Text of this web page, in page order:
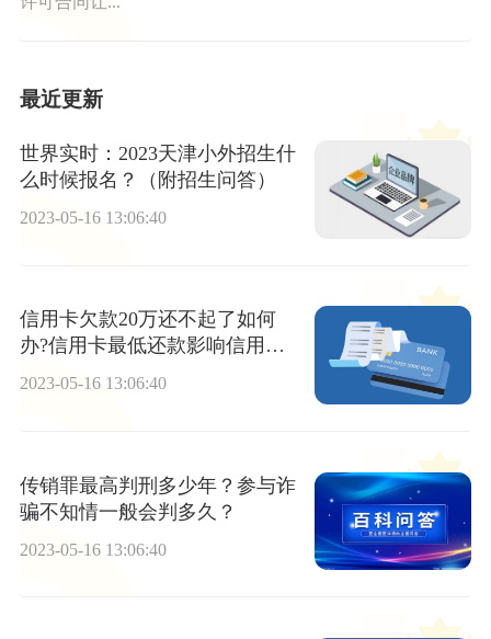
最近更新
世界实时：2023天津小外招生什
么时候报名？（附招生问答）
2023-05-16 13:06:40
信用卡欠款20万还不起了如何
办?信用卡最低还款影响信用吗?
-今日要闻
2023-05-16 13:06:40
传销罪最高判刑多少年？参与诈
骗不知情一般会判多久？
2023-05-16 13:06:40